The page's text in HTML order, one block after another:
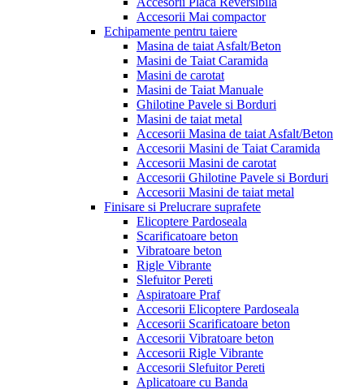
Accesorii Mai compactor
Echipamente pentru taiere
Masina de taiat Asfalt/Beton
Masini de Taiat Caramida
Masini de carotat
Masini de Taiat Manuale
Ghilotine Pavele si Borduri
Masini de taiat metal
Accesorii Masina de taiat Asfalt/Beton
Accesorii Masini de Taiat Caramida
Accesorii Masini de carotat
Accesorii Ghilotine Pavele si Borduri
Accesorii Masini de taiat metal
Finisare si Prelucrare suprafete
Elicoptere Pardoseala
Scarificatoare beton
Vibratoare beton
Rigle Vibrante
Slefuitor Pereti
Aspiratoare Praf
Accesorii Elicoptere Pardoseala
Accesorii Scarificatoare beton
Accesorii Vibratoare beton
Accesorii Rigle Vibrante
Accesorii Slefuitor Pereti
Aplicatoare cu Banda